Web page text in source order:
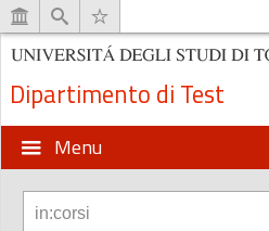
Dipartimento di Test
Menu